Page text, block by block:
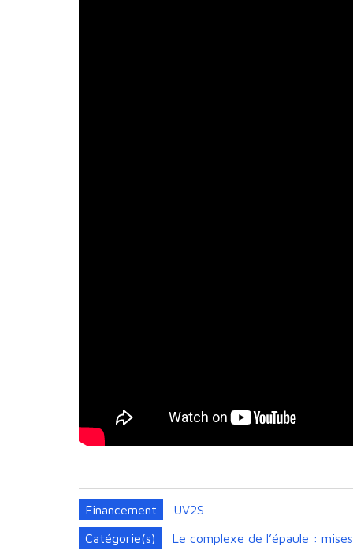
Financement UV2S
Catégorie(s)
Le complexe de l’épaule :